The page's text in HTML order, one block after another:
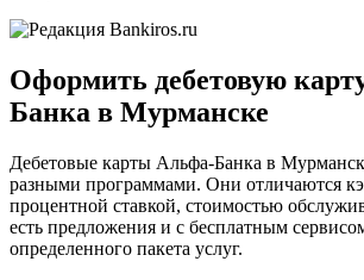
Оформить дебетовую
Банка в Мурманске
Дебетовые карты Альфа-Банка в
разными программами. Они отличаются
процентной ставкой, стоимостью
есть предложения и с бесплатным
определенного пакета услуг.